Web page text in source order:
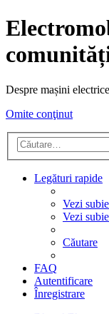
Despre mașini
Omite conţinut
Legături rapide
Vezi
Vezi
Căutare
FAQ
Autentificare
Înregistrare